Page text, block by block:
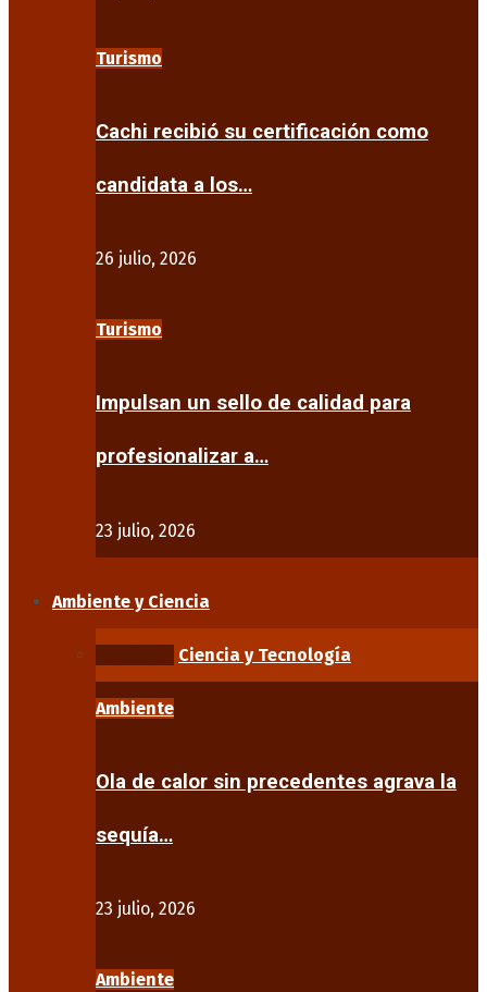
Turismo
Cachi recibió su certificación como
candidata a los…
26 julio, 2026
Turismo
Impulsan un sello de calidad para
profesionalizar a…
23 julio, 2026
Ambiente y Ciencia
Ciencia y Tecnología
Ambiente
Ola de calor sin precedentes agrava la
sequía…
23 julio, 2026
Ambiente